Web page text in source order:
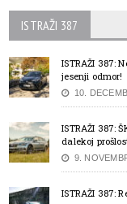
ISTRAŽI 387
ISTRAŽI 387:
jesenji odmor!
10.
ISTRAŽI 387:
dalekoj
9.
ISTRAŽI 387: